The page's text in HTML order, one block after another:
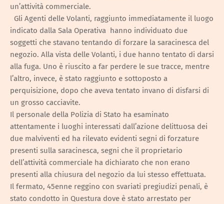
un’attività commerciale.
Gli Agenti delle Volanti, raggiunto immediatamente il luogo
indicato dalla Sala Operativa hanno individuato due
soggetti che stavano tentando di forzare la saracinesca del
negozio. Alla vista delle Volanti, i due hanno tentato di darsi
alla fuga. Uno è riuscito a far perdere le sue tracce, mentre
l’altro, invece, è stato raggiunto e sottoposto a
perquisizione, dopo che aveva tentato invano di disfarsi di
un grosso cacciavite.
Il personale della Polizia di Stato ha esaminato
attentamente i luoghi interessati dall’azione delittuosa dei
due malviventi ed ha rilevato evidenti segni di forzature
presenti sulla saracinesca, segni che il proprietario
dell’attività commerciale ha dichiarato che non erano
presenti alla chiusura del negozio da lui stesso effettuata.
Il fermato, 45enne reggino con svariati pregiudizi penali, è
stato condotto in Questura dove è stato arrestato per